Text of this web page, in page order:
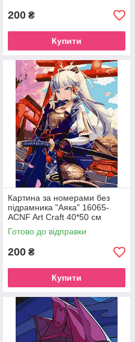
200 ₴
Купити
Картина за номерами без
підрамника "Аяка" 16065-
ACNF Art Craft 40*50 см
Готово до відправки
200 ₴
Купити